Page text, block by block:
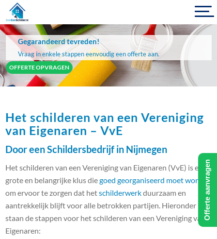
Gegarandeerd tevreden!
Vraag in enkele stappen eenvoudig een offerte aan.
OFFERTE OPVRAGEN
Het schilderen van een Vereniging
van Eigenaren – VvE
Door een Schildersbedrijf in Nijmegen
Het schilderen van een Vereniging van Eigenaren (VvE) is een
grote en belangrijke klus diegoed georganiseerd moet worden
om ervoor te zorgen dat hetschilderwerkduurzaam en
aantrekkelijk blijft voor alle betrokken partijen. Hieronder
staan de stappen voor het schilderen van een Vereniging van
Eigenaren:
Offerte aanvragen